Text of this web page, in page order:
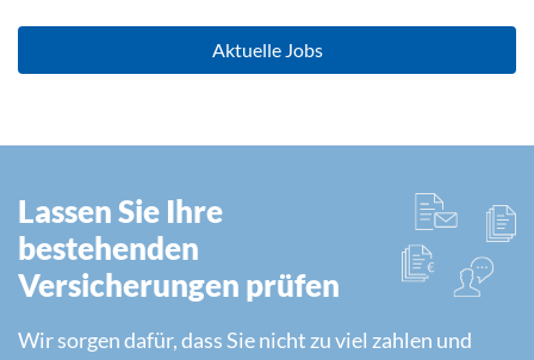
Aktuelle Jobs
Lassen Sie Ihre
bestehenden
Versicherungen prüfen
Wir sorgen dafür, dass Sie nicht zu viel zahlen und